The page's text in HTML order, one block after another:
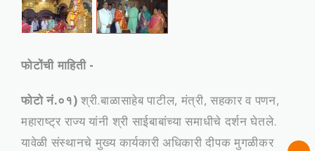
फोटोंची माहिती -
फोटो नं.०१) श्री.बाळासाहे‍ब पाटील, मंत्री, सहकार व पणन,
महाराष्‍ट्र राज्‍य यांनी श्री साईबाबांच्या समाधीचे दर्शन घेतले.
यावेळी संस्‍थानचे मुख्‍य कार्यकारी अधिकारी दीपक मुगळीकर